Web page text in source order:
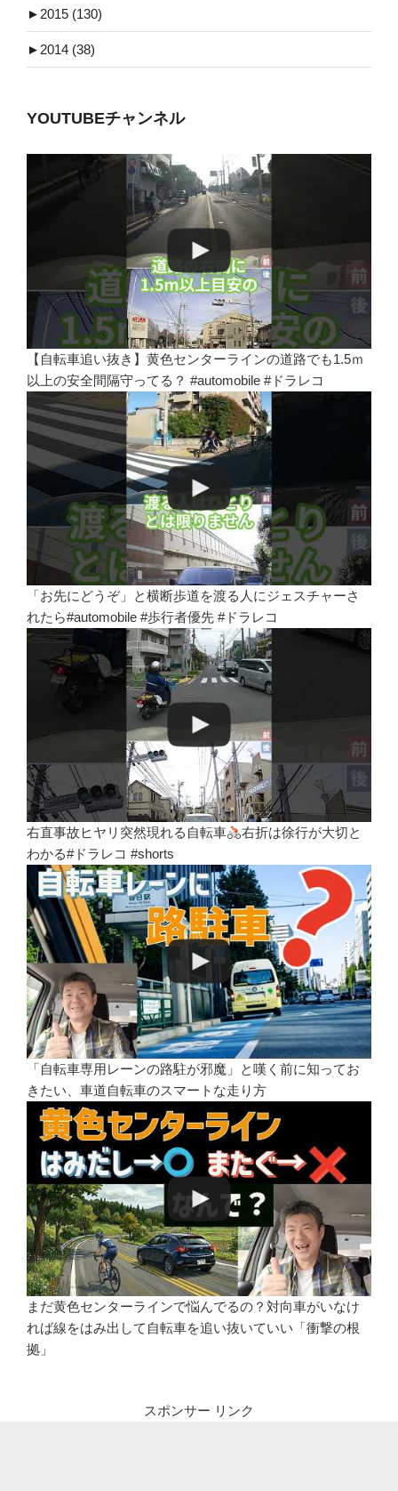
► 2015 (130)
► 2014 (38)
YOUTUBEチャンネル
【自転車追い抜き】黄色センターラインの道路でも1.5ｍ
以上の安全間隔守ってる？ #automobile #ドラレコ
「お先にどうぞ」と横断歩道を渡る人にジェスチャーさ
れたら#automobile #歩行者優先 #ドラレコ
右直事故ヒヤリ突然現れる自転車
右折は徐行が大切と
わかる#ドラレコ #shorts
「自転車専用レーンの路駐が邪魔」と嘆く前に知ってお
きたい、車道自転車のスマートな走り方
まだ黄色センターラインで悩んでるの？対向車がいなけ
れば線をはみ出して自転車を追い抜いていい「衝撃の根
拠」
スポンサー リンク